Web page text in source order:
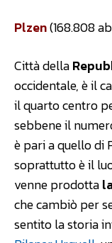
Plzen(168.808
Città della
occidentale, è il
il quarto centro
sebbene il
è pari a quello di
soprattutto è il
venne prodotta
che cambiò per
sentito la storia